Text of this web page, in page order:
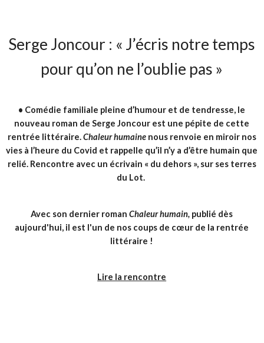
Serge Joncour : « J’écris notre temps
pour qu’on ne l’oublie pas »
• Comédie familiale pleine d’humour et de tendresse, le
nouveau roman de Serge Joncour est une pépite de cette
rentrée littéraire.Chaleur humainenous renvoie en miroir nos
vies à l’heure du Covid et rappelle qu’il n’y a d’être humain que
relié. Rencontre avec un écrivain « du dehors », sur ses terres
du Lot.
Avec son dernier romanChaleur humain, publié dès
aujourd'hui, il est l'un de nos coups de cœur de la rentrée
littéraire !
Lire la rencontre